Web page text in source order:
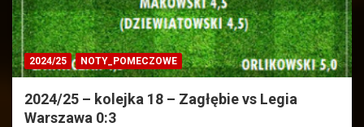
2024/25 NOTY_POMECZOWE
2024/25 – kolejka 18 – Zagłębie vs Legia
Warszawa 0:3